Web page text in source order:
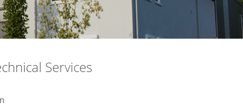
Services